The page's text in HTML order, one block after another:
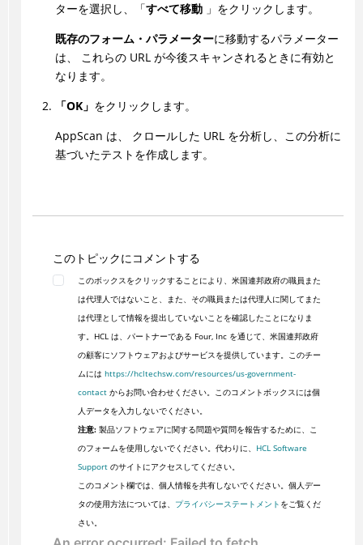
ターを選択し、「すべて移動 」をクリックします。
既存のフォーム・パラメーターに移動するパラメーター
は、 これらの URL が今後スキャンされるときに有効と
なります。
「OK」 をクリックします。
AppScan は、 クロールした URL を分析し、この分析に
基づいたテストを作成します。
このトピックにコメントする
このボックスをクリックすることにより、米国連邦政府の職員また
は代理人ではないこと、また、その職員または代理人に関してまた
は代理として情報を提出していないことを確認したことになりま
す。HCL は、パートナーである Four, Inc を通じて、米国連邦政府
の顧客にソフトウェアおよびサービスを提供しています。このチー
ムには https://hcltechsw.com/resources/us-government-
contactからお問い合わせください。このコメントボックスには個
人データを入力しないでください。
注意:製品ソフトウェアに関する問題や質問を報告するために、こ
のフォームを使用しないでください。代わりに、 HCL Software
Supportのサイトにアクセスしてください。
このコメント欄では、個人情報を共有しないでください。個人デー
タの使用方法については、 プライバシーステートメント をご覧くだ
さい。